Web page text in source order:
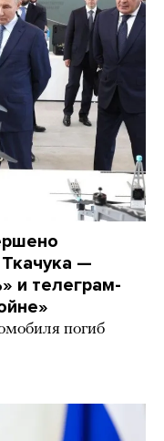
—
и телеграм-
погиб